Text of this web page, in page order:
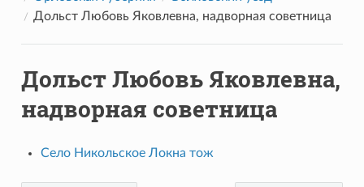
Дольст Любовь Яковлевна, надворная советница
Дольст Любовь Яковлевна,
надворная советница
Село Никольское Локна тож